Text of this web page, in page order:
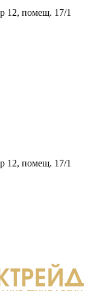
12, помещ. 17/1
12, помещ. 17/1